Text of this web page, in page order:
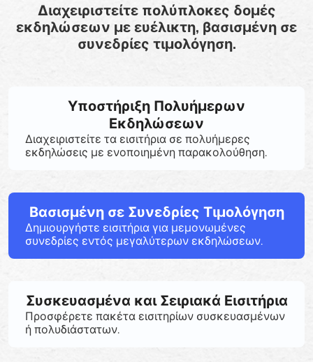
Διαχειριστείτε πολύπλοκες δομές
εκδηλώσεων με ευέλικτη, βασισμένη σε
συνεδρίες τιμολόγηση.
Υποστήριξη Πολυήμερων
Εκδηλώσεων
Διαχειριστείτε τα εισιτήρια σε πολυήμερες
εκδηλώσεις με ενοποιημένη παρακολούθηση.
Βασισμένη σε Συνεδρίες Τιμολόγηση
Δημιουργήστε εισιτήρια για μεμονωμένες
συνεδρίες εντός μεγαλύτερων εκδηλώσεων.
Συσκευασμένα και Σειριακά Εισιτήρια
Προσφέρετε πακέτα εισιτηρίων συσκευασμένων
ή πολυδιάστατων.